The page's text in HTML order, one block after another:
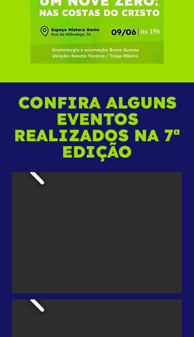
CONFIRA ALGUNS
EVENTOS
REALIZADOS NA 7ª
EDIÇÃO